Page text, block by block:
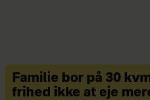
Familie bor på 30
frihed ikke at eje